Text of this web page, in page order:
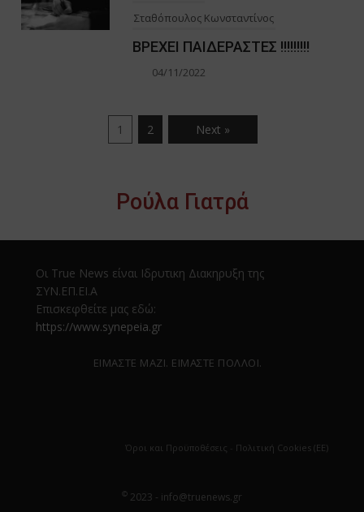
Σταθόπουλος Κωνσταντίνος
ΒΡΕΧΕΙ ΠΑΙΔΕΡΑΣΤΕΣ !!!!!!!!!
04/11/2022
1 2 Next »
Ρούλα Γιατρά
Οι True News είναι Ιδρυτικη Διακηρυξη της
ΣΥΝ.ΕΠ.ΕΙ.Α
Επισκεφθείτε μας εδώ:
https://www.synepeia.gr
ΕΙΜΑΣΤΕ ΜΑΖΙ. ΕΙΜΑΣΤΕ ΠΟΛΛΟΙ.
Όροι και Προϋποθέσεις Πολιτική Cookies (ΕΕ)
© 2023 - info@truenews.gr